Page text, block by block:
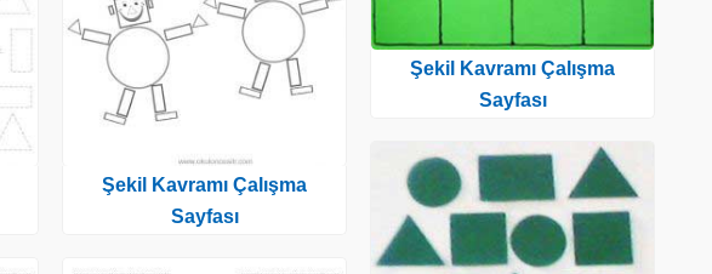
Şekil Kavramı Çalışma
Sayfası
Şekil Kavramı Çalışma
Sayfası